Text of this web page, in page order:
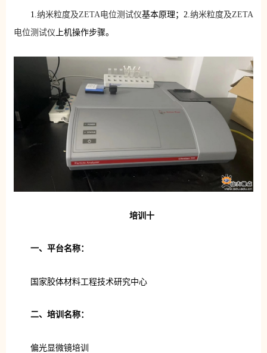
1. 纳米粒度及ZETA电位测试仪基本原理；2. 纳米粒度及ZETA
电位测试仪 上机操作步骤。
培训十
一、平台名称：
国家胶体材料工程技术研究中心
二、培训名称：
偏光显微镜培训